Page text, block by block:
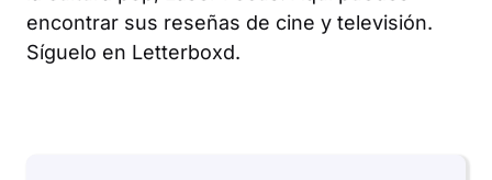
encontrar sus reseñas de cine y televisión.
Síguelo en Letterboxd.